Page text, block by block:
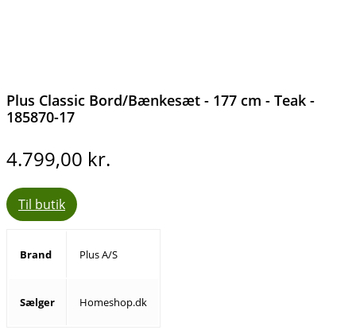
Plus Classic Bord/Bænkesæt - 177 cm - Teak -
185870-17
4.799,00 kr.
Til butik
Brand Plus A/S
Sælger Homeshop.dk